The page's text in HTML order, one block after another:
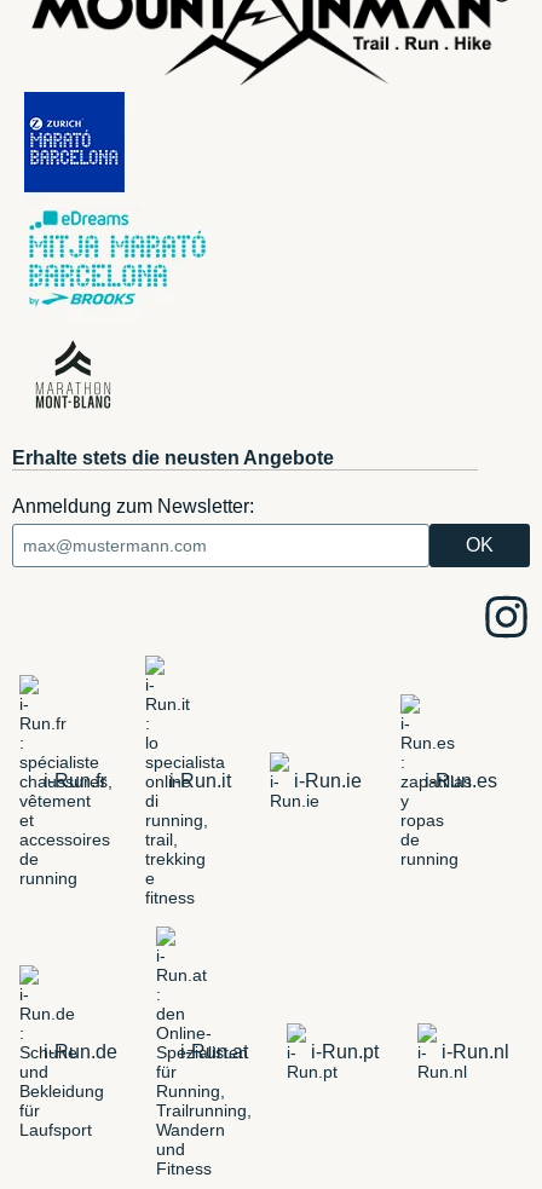
Erhalte stets die neusten Angebote
Anmeldung zum Newsletter:
i-Run.fr i-Run.it i-Run.ie i-Run.es
i-Run.de i-Run.at i-Run.pt i-Run.nl